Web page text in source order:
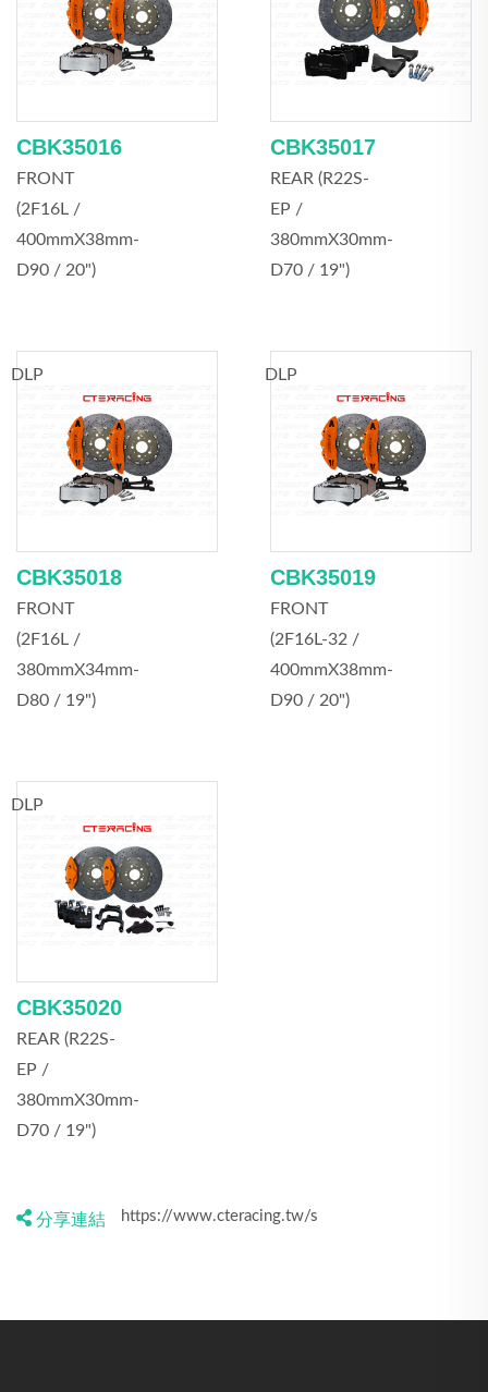
CBK35016
FRONT
(2F16L /
400mmX38mm-
D90 / 20")
CBK35017
REAR (R22S-
EP /
380mmX30mm-
D70 / 19")
CBK35018
FRONT
(2F16L /
380mmX34mm-
D80 / 19")
DLP
CBK35019
FRONT
(2F16L-32 /
400mmX38mm-
D90 / 20")
DLP
CBK35020
REAR (R22S-
EP /
380mmX30mm-
D70 / 19")
DLP
分享連結